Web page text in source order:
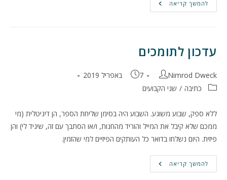
להמשך קריאה בניית
עולמות,
בוחן
עדכון לתומכים
מחבר:
Nimrod Dweck פורסם:
7 באפריל 2019
קטגוריה:כתיבה / שני הקבועים
ללא ספק, שבוע משוגע. השבוע היה בסימן שליחת הספר, הן דיגיטלית (מי
ממכם שלא קיבל את המייל והוריד מהחנות, ו/או הסתבך עם זה, שיגיד לי) והן
פיזית. היום נשלחו בדואר כל העותקים הפיזיים למי שהזמין.
להמשך קריאה עדכון
לתומכים